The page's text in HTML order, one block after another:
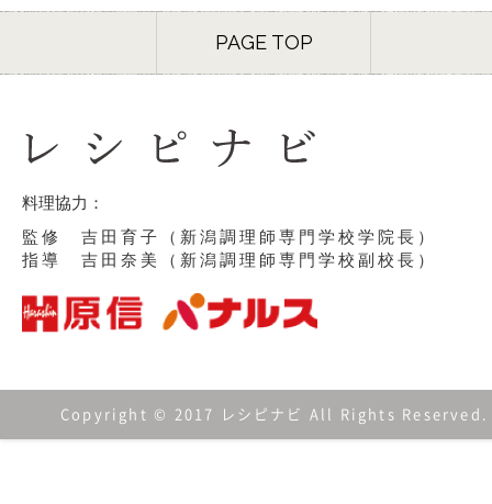
PAGE TOP
料理協力：
監修 吉田育子（新潟調理師専門学校学院長）
指導 吉田奈美（新潟調理師専門学校副校長）
Copyright © 2017 レシピナビ All Rights Reserved.